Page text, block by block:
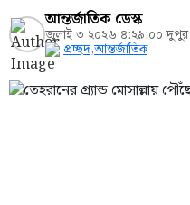
আন্তর্জাতিক ডেস্ক
জুলাই ৩ ২০২৬ ৪:২৯:০০ দুপুর
প্রচ্ছদ,আন্তর্জাতিক